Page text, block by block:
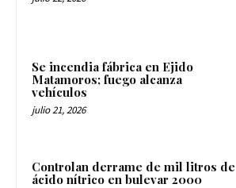
Se incendia fábrica en Ejido
Matamoros; fuego alcanza
vehículos
julio 21, 2026
Controlan derrame de mil litros de
ácido nítrico en bulevar 2000